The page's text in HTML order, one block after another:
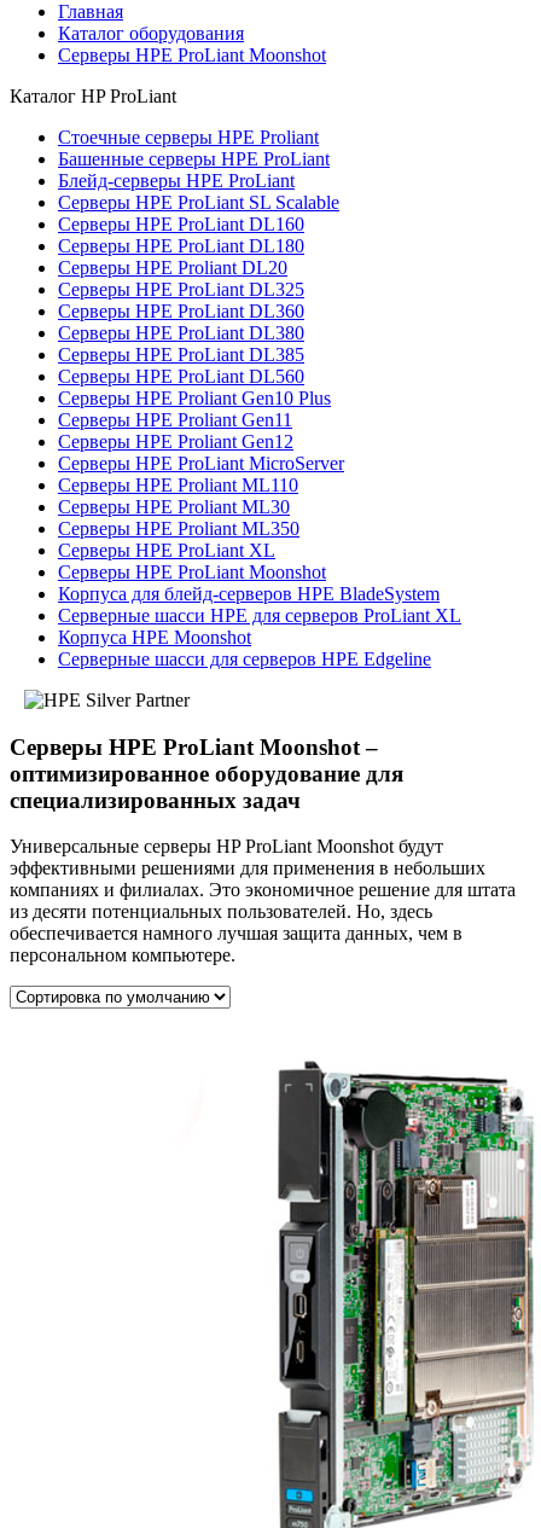
Главная
Каталог оборудования
Серверы HPE ProLiant Moonshot
Каталог HP ProLiant
Стоечные серверы HPE Proliant
Башенные серверы HPE ProLiant
Блейд-серверы HPE ProLiant
Серверы HPE ProLiant SL Scalable
Серверы HPE ProLiant DL160
Серверы HPE ProLiant DL180
Серверы HPE Proliant DL20
Серверы HPE ProLiant DL325
Серверы HPE ProLiant DL360
Серверы HPE ProLiant DL380
Серверы HPE ProLiant DL385
Серверы HPE ProLiant DL560
Серверы HPE Proliant Gen10 Plus
Серверы HPE Proliant Gen11
Серверы HPE Proliant Gen12
Серверы HPE ProLiant MicroServer
Серверы HPE Proliant ML110
Серверы HPE Proliant ML30
Серверы HPE Proliant ML350
Серверы HPE ProLiant XL
Серверы HPE ProLiant Moonshot
Корпуса для блейд-серверов HPE BladeSystem
Серверные шасси HPE для серверов ProLiant XL
Корпуса HPE Moonshot
Серверные шасси для серверов HPE Edgeline
Серверы HPE ProLiant Moonshot –
оптимизированное оборудование для
специализированных задач
Универсальные серверы HP ProLiant Moonshot будут
эффективными решениями для применения в небольших
компаниях и филиалах. Это экономичное решение для штата
из десяти потенциальных пользователей. Но, здесь
обеспечивается намного лучшая защита данных, чем в
персональном компьютере.